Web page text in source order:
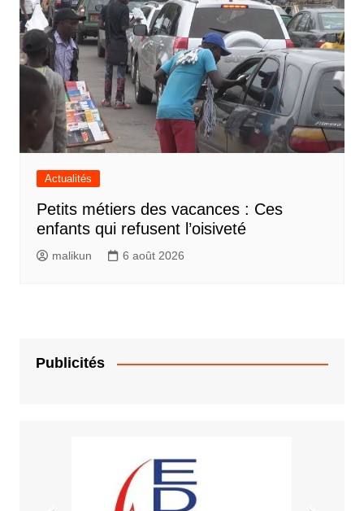
Actualités
Petits métiers des vacances : Ces
enfants qui refusent l’oisiveté
malikun 6 août 2026
Publicités